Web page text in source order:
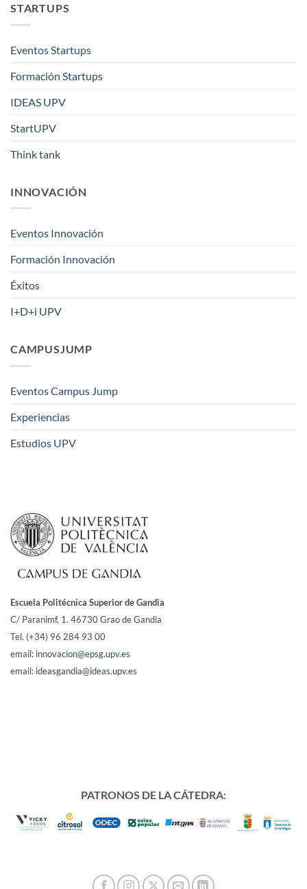
STARTUPS
Eventos Startups
Formación Startups
IDEAS UPV
StartUPV
Think tank
INNOVACIÓN
Eventos Innovación
Formación Innovación
Éxitos
I+D+i UPV
CAMPUSJUMP
Eventos Campus Jump
Experiencias
Estudios UPV
Escuela Politécnica Superior de Gandia
C/ Paranimf, 1. 46730 Grao de Gandia
Tel. (+34) 96 284 93 00
email: innovacion@epsg.upv.es
email: ideasgandia@ideas.upv.es
PATRONOS DE LA CÁTEDRA: